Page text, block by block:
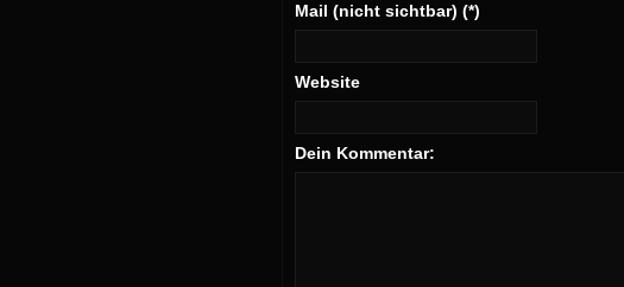
Mail (nicht sichtbar) (*)
Website
Dein Kommentar: